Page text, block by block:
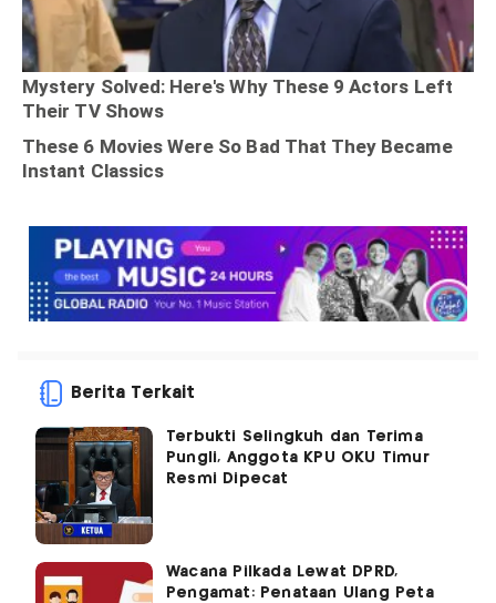
Berita Terkait
Terbukti Selingkuh dan Terima
Pungli, Anggota KPU OKU Timur
Resmi Dipecat
Wacana Pilkada Lewat DPRD,
Pengamat: Penataan Ulang Peta